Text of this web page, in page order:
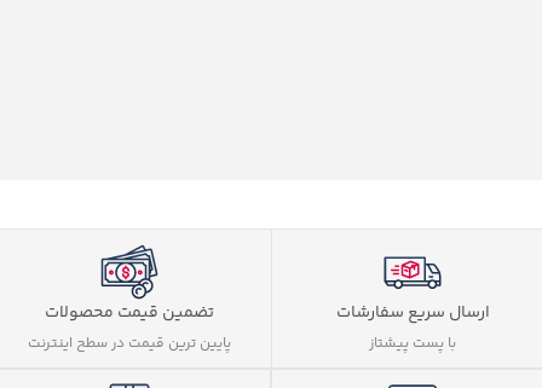
ارسال سریع سفارشات
با پست پیشتاز
تضمین قیمت محصولات
پایین ترین قیمت در سطح اینترنت